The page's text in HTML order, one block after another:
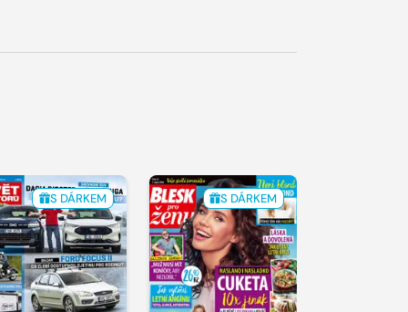
S DÁRKEM S DÁRKEM